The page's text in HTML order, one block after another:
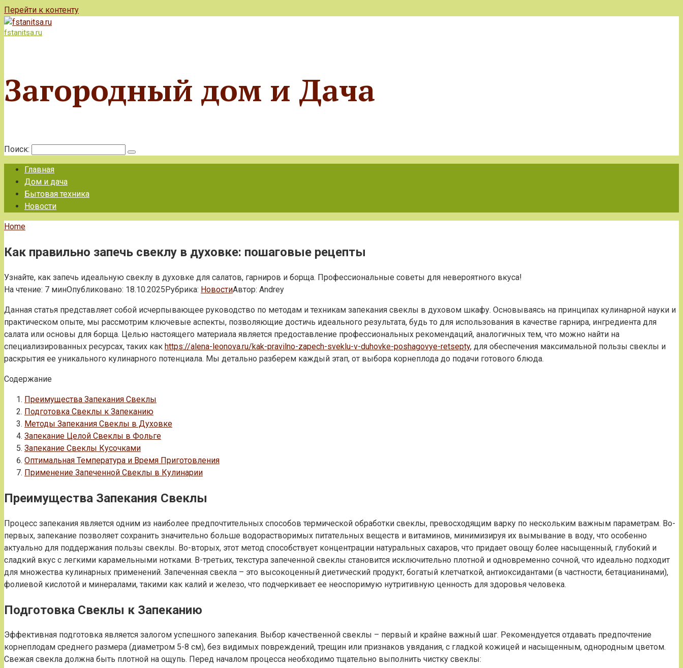
Перейти к контенту
fstanitsa.ru
Загородный дом и Дача
Поиск:
Главная
Дом и дача
Бытовая техника
Новости
Home
Как правильно запечь свеклу в духовке: пошаговые рецепты
Узнайте, как запечь идеальную свеклу в духовке для салатов, гарниров и борща. Профессиональные советы для невероятного вкуса!
На чтение: 7 минОпубликовано: 18.10.2025Рубрика: НовостиАвтор: Andrey
Данная статья представляет собой исчерпывающее руководство по методам и техникам запекания свеклы в духовом шкафу. Основываясь на принципах кулинарной науки и
практическом опыте, мы рассмотрим ключевые аспекты, позволяющие достичь идеального результата, будь то для использования в качестве гарнира, ингредиента для
салата или основы для борща. Целью настоящего материала является предоставление профессиональных рекомендаций, аналогичных тем, что можно найти на
специализированных ресурсах, таких как https://alena-leonova.ru/kak-pravilno-zapech-sveklu-v-duhovke-poshagovye-retsepty, для обеспечения максимальной пользы свеклы и
раскрытия ее уникального кулинарного потенциала. Мы детально разберем каждый этап, от выбора корнеплода до подачи готового блюда.
Содержание
Преимущества Запекания Свеклы
Подготовка Свеклы к Запеканию
Методы Запекания Свеклы в Духовке
Запекание Целой Свеклы в Фольге
Запекание Свеклы Кусочками
Оптимальная Температура и Время Приготовления
Применение Запеченной Свеклы в Кулинарии
Преимущества Запекания Свеклы
Процесс запекания является одним из наиболее предпочтительных способов термической обработки свеклы, превосходящим варку по нескольким важным параметрам. Во-
первых, запекание позволяет сохранить значительно больше водорастворимых питательных веществ и витаминов, минимизируя их вымывание в воду, что особенно
актуально для поддержания пользы свеклы. Во-вторых, этот метод способствует концентрации натуральных сахаров, что придает овощу более насыщенный, глубокий и
сладкий вкус с легкими карамельными нотками. В-третьих, текстура запеченной свеклы становится исключительно плотной и одновременно сочной, что идеально подходит
для множества кулинарных применений. Запеченная свекла – это высокоценный диетический продукт, богатый клетчаткой, антиоксидантами (в частности, бетацианинами),
фолиевой кислотой и минералами, такими как калий и железо, что подчеркивает ее неоспоримую нутритивную ценность для здоровья человека.
Подготовка Свеклы к Запеканию
Эффективная подготовка является залогом успешного запекания. Выбор качественной свеклы – первый и крайне важный шаг. Рекомендуется отдавать предпочтение
корнеплодам среднего размера (диаметром 5-8 см), без видимых повреждений, трещин или признаков увядания, с гладкой кожицей и насыщенным, однородным цветом.
Свежая свекла должна быть плотной на ощупь. Перед началом процесса необходимо тщательно выполнить чистку свеклы: